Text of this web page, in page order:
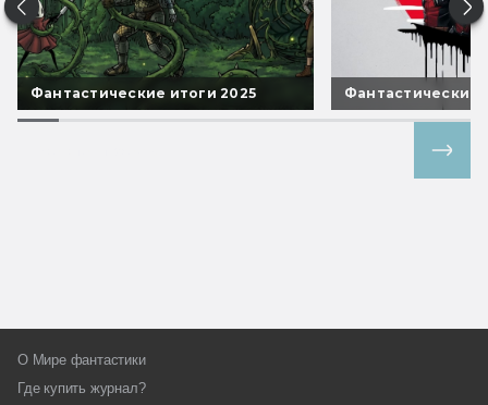
Фантастические итоги 2025 Фантастические
О Мире фантастики
Где купить журнал?